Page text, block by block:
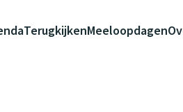
TerugkijkenMeeloopdagen